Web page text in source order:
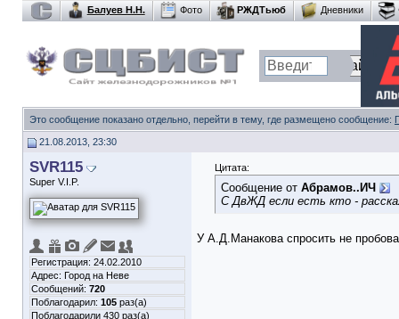
Балуев Н.Н. Фото РЖДТьюб Дневники
Это сообщение показано отдельно, перейти в тему, где размещено сообщение:
21.08.2013, 23:30
SVR115
Super V.I.P.
Регистрация: 24.02.2010
Адрес: Город на Неве
Сообщений: 720
Поблагодарил: 105 раз(а)
Поблагодарили 430 раз(а)
Цитата:
Сообщение от Абрамов..ИЧ
С ДвЖД если есть кто -
У А.Д.Манакова спросить не